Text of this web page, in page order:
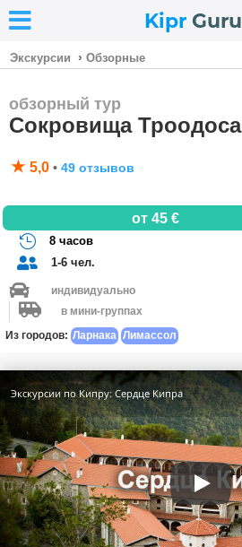
Kipr Guru

Экскурсии › Обзорные
обзорный тур
Сокровища Троодоса
★ 5,0 • 49 отзывов
от 45 €
 8 часов
 1-6 чел.
 индивидуально

в мини-группах
Из городов: Ларнака Лимассол
Экскурсии по Кипру: Сердце Кипра